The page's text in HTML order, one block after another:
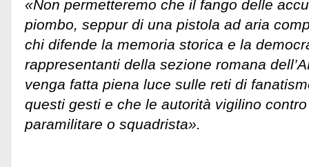
«Non permetteremo che il fango delle
piombo, seppur di una pistola ad aria
chi difende la memoria storica e la
rappresentanti della sezione romana
venga fatta piena luce sulle reti di
questi gesti e che le autorità vigilino
paramilitare o squadrista».